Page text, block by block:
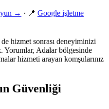
→ · 📍 Google işletme
hizmet sonrası deneyiminizi
Yorumlar, Adalar bölgesinde
hizmeti arayan komşularınız
Güvenliği